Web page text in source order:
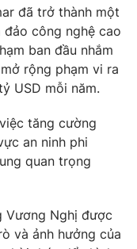
Nam
số 483/GP-BTTTT
355 932
đã trở thành một
công nghệ cao
ban đầu nhắm
rộng phạm vi ra
USD mỗi năm.
tăng cường
an ninh phi
quan trọng
Vương Nghị được
và ảnh hưởng của